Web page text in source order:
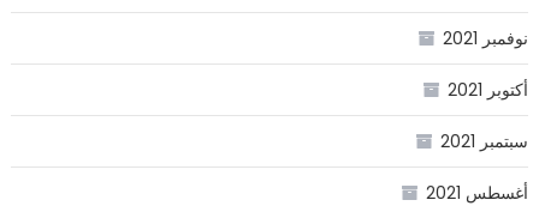
نوفمبر 2021
أكتوبر 2021
سبتمبر 2021
أغسطس 2021